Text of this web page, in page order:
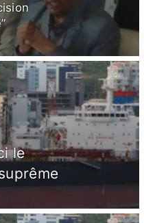
le